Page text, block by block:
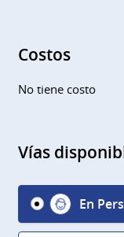
Costos
No tiene costo
Vías
En